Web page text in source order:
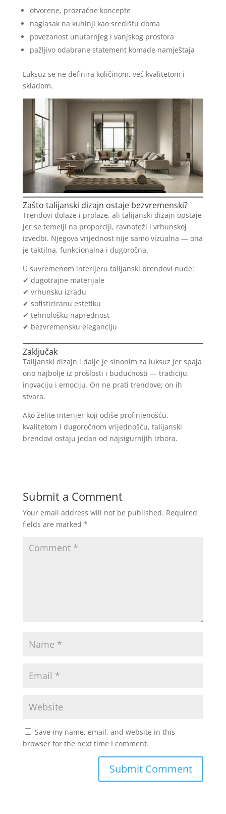
otvorene, prozračne koncepte
naglasak na kuhinji kao središtu doma
povezanost unutarnjeg i vanjskog prostora
pažljivo odabrane statement komade namještaja
Luksuz se ne definira količinom, već kvalitetom i
skladom.
Zašto talijanski dizajn ostaje bezvremenski?
Trendovi dolaze i prolaze, ali talijanski dizajn opstaje
jer se temelji na proporciji, ravnoteži i vrhunskoj
izvedbi. Njegova vrijednost nije samo vizualna — ona
je taktilna, funkcionalna i dugoročna.
U suvremenom interijeru talijanski brendovi nude:
✔ dugotrajne materijale
✔ vrhunsku izradu
✔ sofisticiranu estetiku
✔ tehnološku naprednost
✔ bezvremensku eleganciju
Zaključak
Talijanski dizajn i dalje je sinonim za luksuz jer spaja
ono najbolje iz prošlosti i budućnosti — tradiciju,
inovaciju i emociju. On ne prati trendove; on ih
stvara.
Ako želite interijer koji odiše profinjenošću,
kvalitetom i dugoročnom vrijednošću, talijanski
brendovi ostaju jedan od najsigurnijih izbora.
Submit a Comment
Your email address will not be published. Required
fields are marked *
Save my name, email, and website in this
browser for the next time I comment.